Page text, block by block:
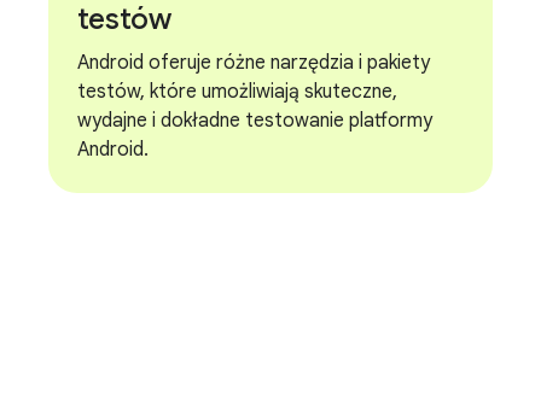
testów
Android oferuje różne narzędzia i pakiety
testów, które umożliwiają skuteczne,
wydajne i dokładne testowanie platformy
Android.